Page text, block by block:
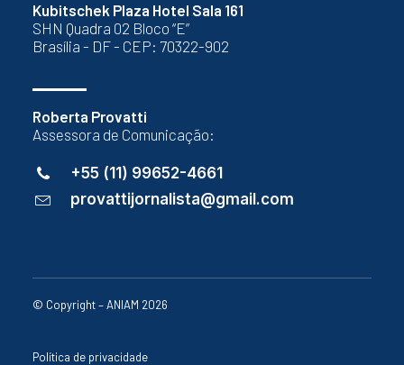
Kubitschek Plaza Hotel Sala 161
SHN Quadra 02 Bloco “E”
Brasília - DF - CEP: 70322-902
Roberta Provatti
Assessora de Comunicação:
+55 (11) 99652-4661
provattijornalista@gmail.com
© Copyright – ANIAM 2026
Política de privacidade